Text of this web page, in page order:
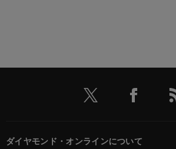
ダイヤモンド・オンラインについて